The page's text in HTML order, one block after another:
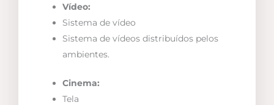
Vídeo:
Sistema de vídeo
Sistema de vídeos distribuídos pelos
ambientes.
Cinema:
Tela